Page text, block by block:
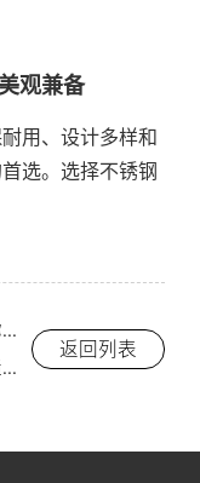
观兼备
用、设计多样和
选。选择不锈钢
上一篇：橱柜加盟品牌怎么选？教你避坑又赚钱！-索而/THOR
下一篇：整体橱柜加盟怎么样？打造高端厨房空间的机会来了！-索而/THOR
返回列表